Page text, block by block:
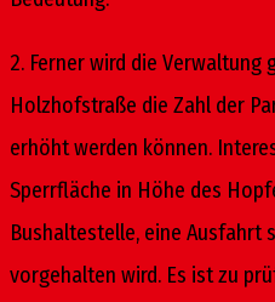
2. Ferner wird die
Holzhofstraße die Zahl der
erhöht werden können.
Sperrfläche in Höhe des
Bushaltestelle, eine Ausfahrt
vorgehalten wird. Es ist zu